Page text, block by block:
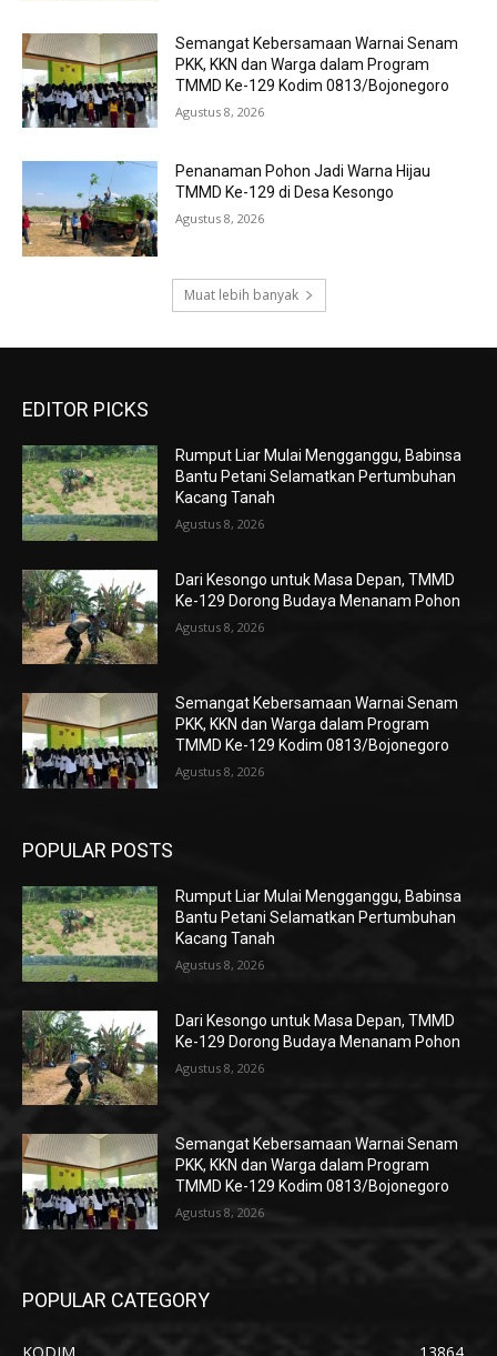
Semangat Kebersamaan Warnai Senam
PKK, KKN dan Warga dalam Program
TMMD Ke-129 Kodim 0813/Bojonegoro
Agustus 8, 2026
Penanaman Pohon Jadi Warna Hijau
TMMD Ke-129 di Desa Kesongo
Agustus 8, 2026
Muat lebih banyak
EDITOR PICKS
Rumput Liar Mulai Mengganggu, Babinsa
Bantu Petani Selamatkan Pertumbuhan
Kacang Tanah
Agustus 8, 2026
Dari Kesongo untuk Masa Depan, TMMD
Ke-129 Dorong Budaya Menanam Pohon
Agustus 8, 2026
Semangat Kebersamaan Warnai Senam
PKK, KKN dan Warga dalam Program
TMMD Ke-129 Kodim 0813/Bojonegoro
Agustus 8, 2026
POPULAR POSTS
Rumput Liar Mulai Mengganggu, Babinsa
Bantu Petani Selamatkan Pertumbuhan
Kacang Tanah
Agustus 8, 2026
Dari Kesongo untuk Masa Depan, TMMD
Ke-129 Dorong Budaya Menanam Pohon
Agustus 8, 2026
Semangat Kebersamaan Warnai Senam
PKK, KKN dan Warga dalam Program
TMMD Ke-129 Kodim 0813/Bojonegoro
Agustus 8, 2026
POPULAR CATEGORY